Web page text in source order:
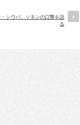
・シウバ、ソネンの口撃を語
る